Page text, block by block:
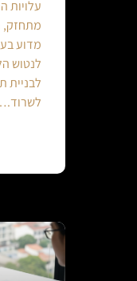
עלויות
מתחזק,
מדוע
לנטוש
לבניית